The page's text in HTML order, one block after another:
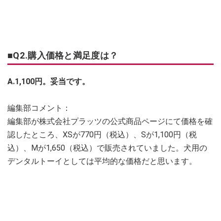
■Q2.購入価格と満足度は？
A.1,100円。妥当です。
編集部コメント：
編集部が株式会社プラッツの公式商品ページにて価格を確
認したところ、XSが770円（税込）、Sが1,100円（税
込）、Mが1,650（税込）で販売されていました。犬用の
デンタルトーイとしては平均的な価格だと思います。